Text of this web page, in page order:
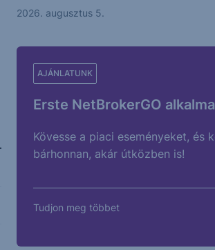
2026. augusztus 5.
AJÁNLATUNK
Erste NetBrokerGO
Kövesse a piaci eseményeket, és
bárhonnan, akár útközben is!
Tudjon meg többet